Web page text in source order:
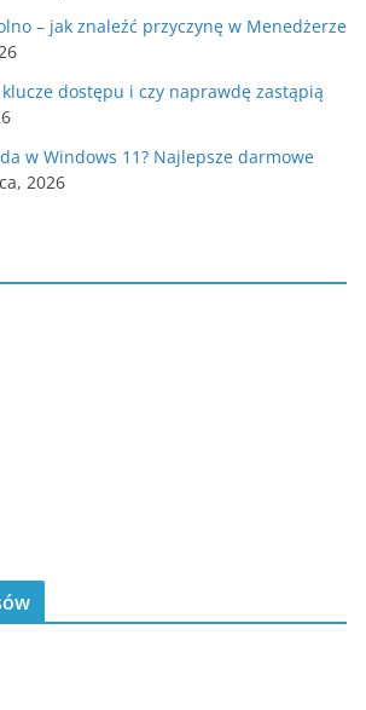
– jak znaleźć przyczynę w Menedżerze
klucze dostępu i czy naprawdę zastąpią
w Windows 11? Najlepsze darmowe
2026